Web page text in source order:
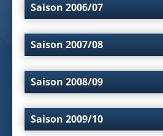
Saison 2006/07
Saison 2007/08
Saison 2008/09
Saison 2009/10